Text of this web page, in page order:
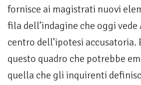
fornisce ai magistrati nuovi
fila dell’indagine che oggi
centro dell’ipotesi accusatoria.
questo quadro che potrebbe
quella che gli inquirenti